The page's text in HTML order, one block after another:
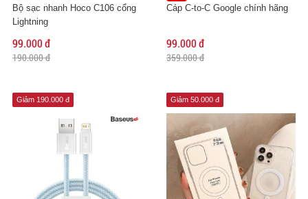
Bộ sạc nhanh Hoco C106 cổng
Lightning
99.000 đ
190.000 đ
Cáp C-to-C Google chính hãng
99.000 đ
359.000 đ
Giảm 190.000 đ Giảm 50.000 đ